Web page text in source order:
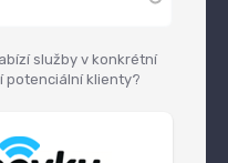
služby v konkrétní
potenciální klienty?